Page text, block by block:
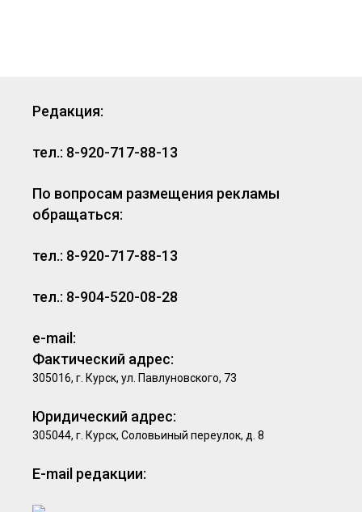
Редакция:
тел.: 8-920-717-88-13
По вопросам размещения рекламы
обращаться:
тел.: 8-920-717-88-13
тел.: 8-904-520-08-28
e-mail:
Фактический адрес:
305016, г. Курск, ул. Павлуновского, 73
Юридический адрес:
305044, г. Курск, Соловьиный переулок, д. 8
E-mail редакции: